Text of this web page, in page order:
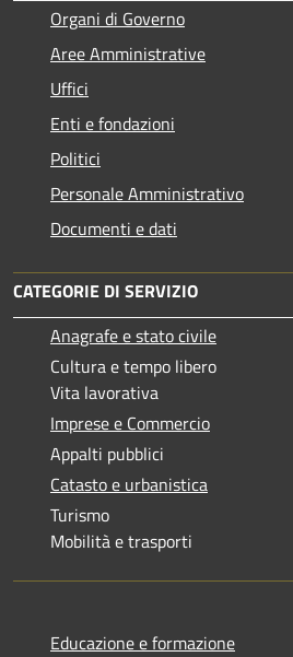
Organi di Governo
Aree Amministrative
Uffici
Enti e fondazioni
Politici
Personale Amministrativo
Documenti e dati
CATEGORIE DI SERVIZIO
Anagrafe e stato civile
Cultura e tempo libero
Vita lavorativa
Imprese e Commercio
Appalti pubblici
Catasto e urbanistica
Turismo
Mobilità e trasporti
Educazione e formazione